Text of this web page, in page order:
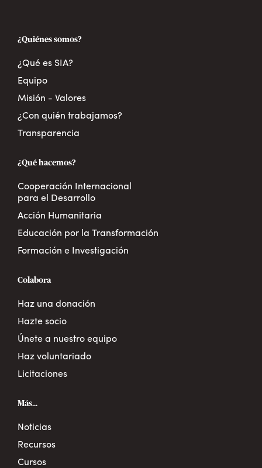
¿Quiénes somos?
¿Qué es SIA?
Equipo
Misión - Valores
¿Con quién trabajamos?
Transparencia
¿Qué hacemos?
Cooperación Internacional
para el Desarrollo
Acción Humanitaria
Educación por la Transformación
Formación e Investigación
Colabora
Haz una donación
Hazte socio
Únete a nuestro equipo
Haz voluntariado
Licitaciones
Más...
Noticias
Recursos
Cursos